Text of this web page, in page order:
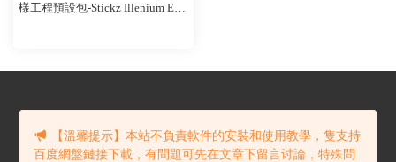
樣工程預設包-Stickz Illenium Edit
Copyright © Cloudmidi.net
【溫馨提示】本站不負責軟件的安裝和使用教學，隻支持
百度網盤鏈接下載，有問題可先在文章下留言讨論，特殊問